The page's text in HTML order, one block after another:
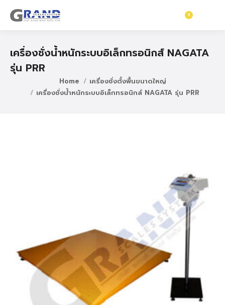
0
เครื่องชั่งน้ำหนักระบบอิเล็กทรอนิกส์ NAGATA
รุ่น PRR
Home
เครื่องชั่งตั้งพื้นขนาดใหญ่
เครื่องชั่งน้ำหนักระบบอิเล็กทรอนิกส์ NAGATA รุ่น PRR